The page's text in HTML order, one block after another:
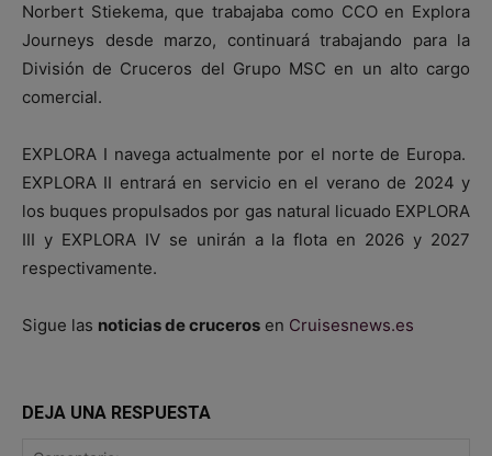
Norbert Stiekema, que trabajaba como CCO en Explora
Journeys desde marzo, continuará trabajando para la
División de Cruceros del Grupo MSC en un alto cargo
comercial.
EXPLORA I navega actualmente por el norte de Europa.
EXPLORA II entrará en servicio en el verano de 2024 y
los buques propulsados por gas natural licuado EXPLORA
III y EXPLORA IV se unirán a la flota en 2026 y 2027
respectivamente.
Sigue las noticias de cruceros en Cruisesnews.es
DEJA UNA RESPUESTA